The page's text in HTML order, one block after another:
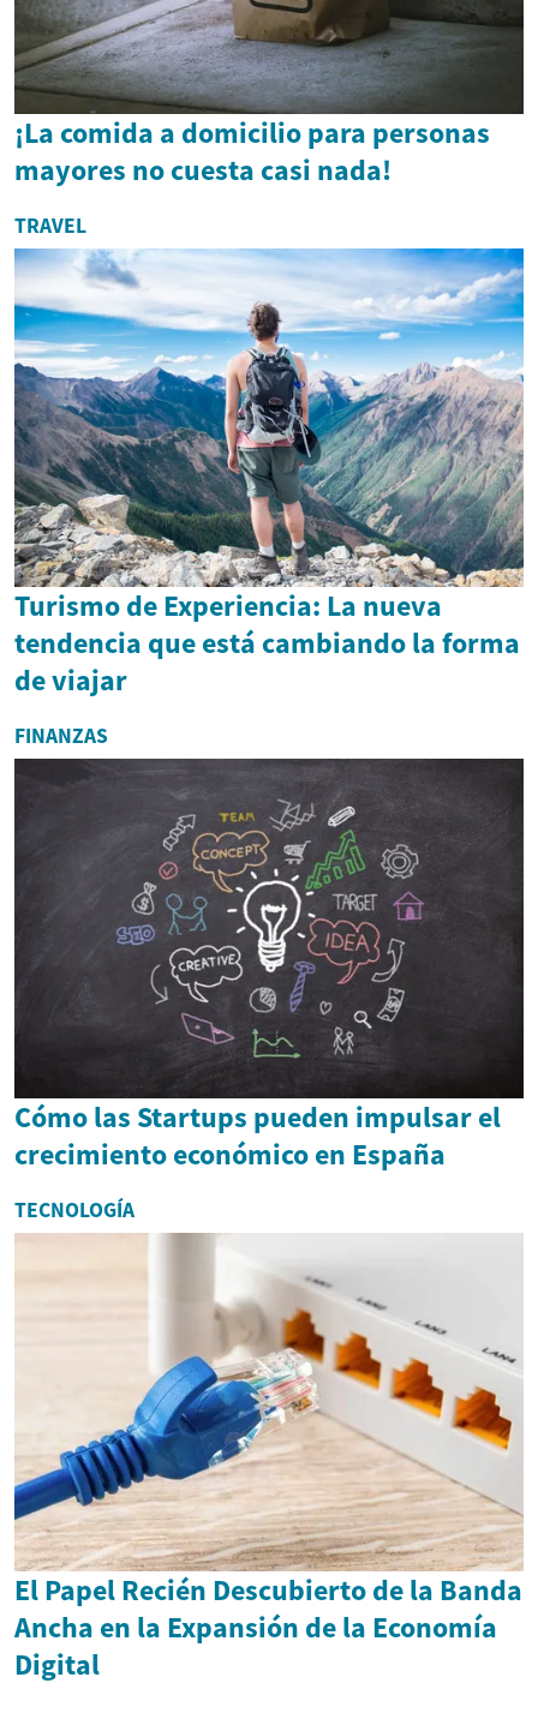
¡La comida a domicilio para personas
mayores no cuesta casi nada!
TRAVEL
Turismo de Experiencia: La nueva
tendencia que está cambiando la forma
de viajar
FINANZAS
Cómo las Startups pueden impulsar el
crecimiento económico en España
TECNOLOGÍA
El Papel Recién Descubierto de la Banda
Ancha en la Expansión de la Economía
Digital